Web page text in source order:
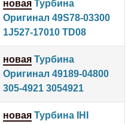
новая Турбина
Оригинал 49S78-03300
1J527-17010 TD08
новая Турбина
Оригинал 49189-04800
305-4921 3054921
новая Турбина IHI